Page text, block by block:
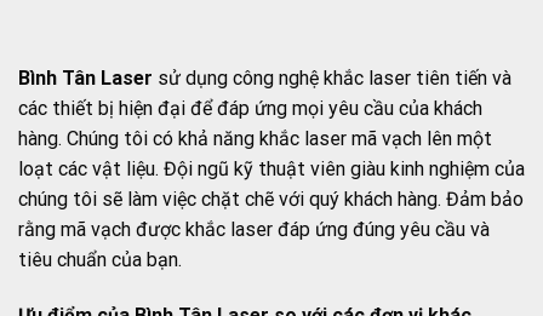
Bình Tân Laser sử dụng công nghệ khắc laser tiên tiến và
các thiết bị hiện đại để đáp ứng mọi yêu cầu của khách
hàng. Chúng tôi có khả năng khắc laser mã vạch lên một
loạt các vật liệu. Đội ngũ kỹ thuật viên giàu kinh nghiệm của
chúng tôi sẽ làm việc chặt chẽ với quý khách hàng. Đảm bảo
rằng mã vạch được khắc laser đáp ứng đúng yêu cầu và
tiêu chuẩn của bạn.